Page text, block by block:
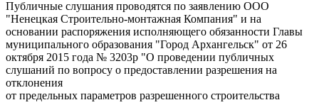
Публичные слушания проводятся по заявлению ООО
"Ненецкая Строительно-монтажная Компания" и на
основании распоряжения исполняющего обязанности Главы
муниципального образования "Город Архангельск" от 26
октября 2015 года № 3203р "О проведении публичных
слушаний по вопросу о предоставлении разрешения на
отклонения
от предельных параметров разрешенного строительства